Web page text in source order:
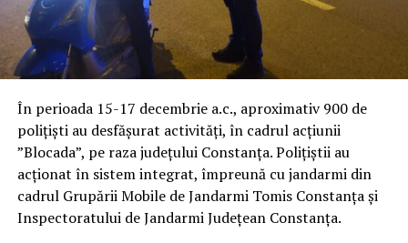
În perioada 15-17 decembrie a.c., aproximativ 900 de
polițiști au desfășurat activități, în cadrul acțiunii
”Blocada”, pe raza județului Constanța. Polițiștii au
acționat în sistem integrat, împreună cu jandarmi din
cadrul Grupării Mobile de Jandarmi Tomis Constanța și
Inspectoratului de Jandarmi Județean Constanța.